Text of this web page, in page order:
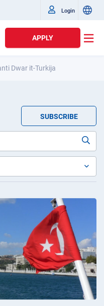
Login
APPLY
Dwar it-Turkija
SUBSCRIBE